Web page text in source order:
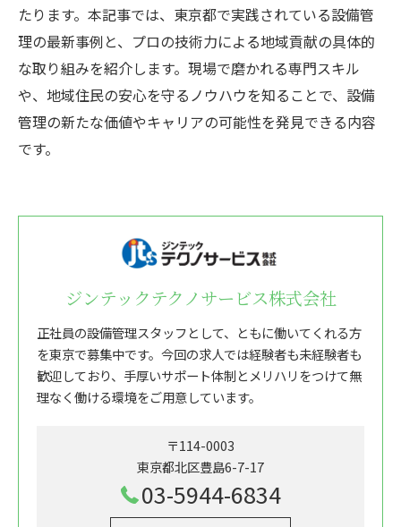
たります。本記事では、東京都で実践されている設備管
理の最新事例と、プロの技術力による地域貢献の具体的
な取り組みを紹介します。現場で磨かれる専門スキル
や、地域住民の安心を守るノウハウを知ることで、設備
管理の新たな価値やキャリアの可能性を発見できる内容
です。
ジンテックテクノサービス株式会社
正社員の設備管理スタッフとして、ともに働いてくれる方
を東京で募集中です。今回の求人では経験者も未経験者も
歓迎しており、手厚いサポート体制とメリハリをつけて無
理なく働ける環境をご用意しています。
〒114-0003
東京都北区豊島6-7-17
03-5944-6834